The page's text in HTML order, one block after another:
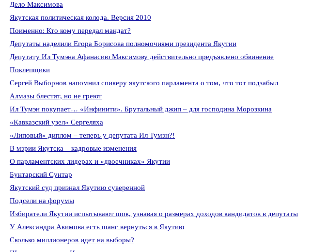
Дело Максимова
Якутская политическая колода. Версия 2010
Поименно: Кто кому передал мандат?
Депутаты наделили Егора Борисова полномочиями президента Якутии
Депутату Ил Тумэна Афанасию Максимову действительно предъявлено обвинение
Поклепщики
Сергей Выборнов напомнил спикеру якутского парламента о том, что тот подзабыл
Алмазы блестят, но не греют
Ил Тумэн покупает… «Инфинити». Брутальный джип – для господина Морозкина
«Кавказский узел» Сергеляха
«Липовый» диплом – теперь у депутата Ил Тумэн?!
В мэрии Якутска – кадровые изменения
О парламентских лидерах и «двоечниках» Якутии
Бунтарский Сунтар
Якутский суд признал Якутию суверенной
Подсели на форумы
Избиратели Якутии испытывают шок, узнавая о размерах доходов кандидатов в депутаты
У Александра Акимова есть шанс вернуться в Якутию
Сколько миллионеров идет на выборы?